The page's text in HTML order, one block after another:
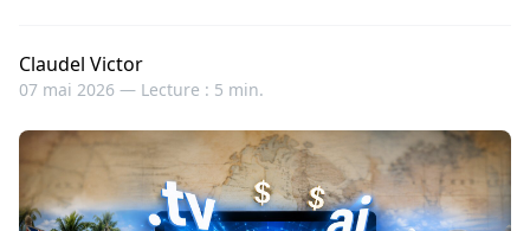
Claudel Victor
07 mai 2026 — Lecture : 5 min.